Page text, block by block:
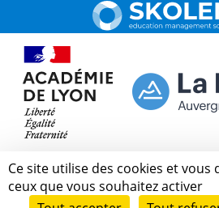
Ce site utilise des cookies et
ceux que vous souhaitez activer